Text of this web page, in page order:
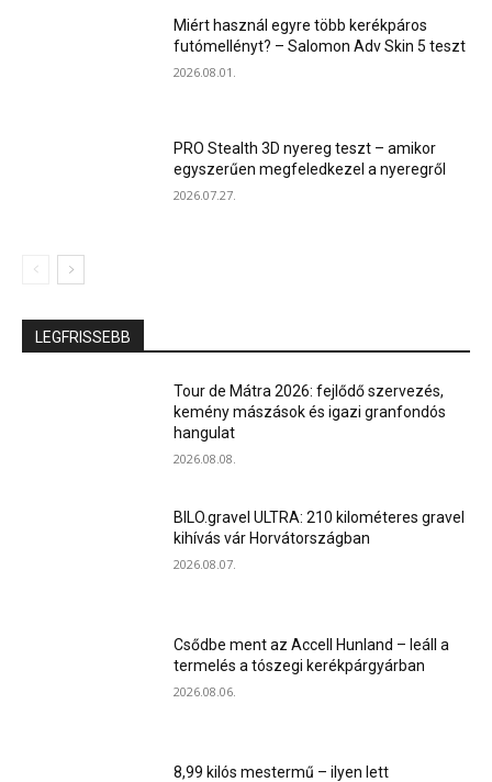
Miért használ egyre több kerékpáros
futómellényt? – Salomon Adv Skin 5 teszt
2026.08.01.
PRO Stealth 3D nyereg teszt – amikor
egyszerűen megfeledkezel a nyeregről
2026.07.27.
LEGFRISSEBB
Tour de Mátra 2026: fejlődő szervezés,
kemény mászások és igazi granfondós
hangulat
2026.08.08.
BILO.gravel ULTRA: 210 kilométeres gravel
kihívás vár Horvátországban
2026.08.07.
Csődbe ment az Accell Hunland – leáll a
termelés a tószegi kerékpárgyárban
2026.08.06.
8,99 kilós mestermű – ilyen lett